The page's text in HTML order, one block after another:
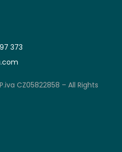
373
CZ05822858 – All Rights